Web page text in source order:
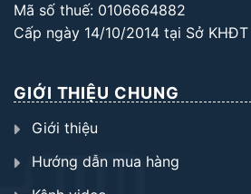
Mã số thuế: 0106664882
Cấp ngày 14/10/2014 tại Sở
GIỚI THIỆU CHUNG
Giới thiệu
Hướng dẫn mua hàng